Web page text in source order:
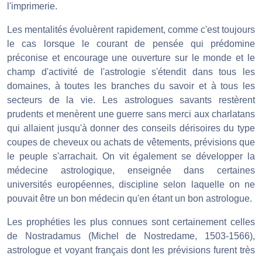
l'imprimerie.
Les mentalités évoluèrent rapidement, comme c'est toujours
le cas lorsque le courant de pensée qui prédomine
préconise et encourage une ouverture sur le monde et le
champ d'activité de l'astrologie s'étendit dans tous les
domaines, à toutes les branches du savoir et à tous les
secteurs de la vie. Les astrologues savants restèrent
prudents et menèrent une guerre sans merci aux charlatans
qui allaient jusqu'à donner des conseils dérisoires du type
coupes de cheveux ou achats de vêtements, prévisions que
le peuple s'arrachait. On vit également se développer la
médecine astrologique, enseignée dans certaines
universités européennes, discipline selon laquelle on ne
pouvait être un bon médecin qu'en étant un bon astrologue.
Les prophéties les plus connues sont certainement celles
de Nostradamus (Michel de Nostredame, 1503-1566),
astrologue et voyant français dont les prévisions furent très